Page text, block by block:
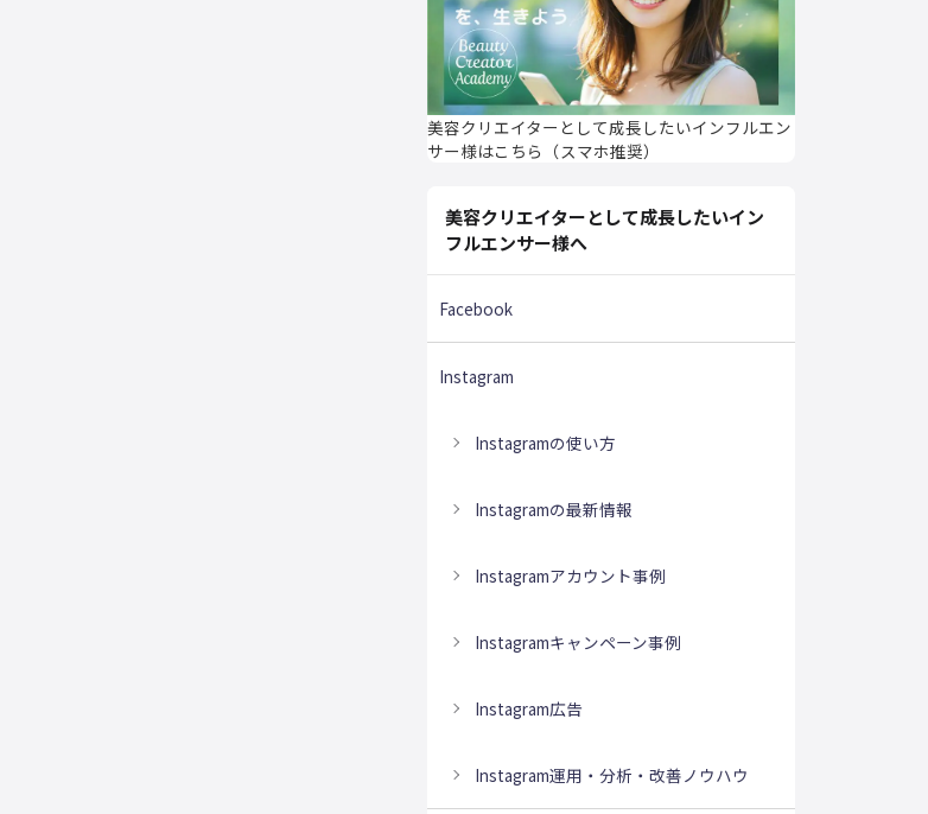
美容クリエイターとして成長したいインフルエン
サー様はこちら（スマホ推奨）
美容クリエイターとして成長したいイン
フルエンサー様へ
Facebook
Instagram
Instagramの使い方
Instagramの最新情報
Instagramアカウント事例
Instagramキャンペーン事例
Instagram広告
Instagram運用・分析・改善ノウハウ